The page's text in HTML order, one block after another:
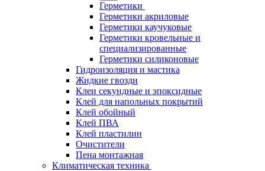
Герметики
Герметики акриловые
Герметики каучуковые
Герметики кровельные и
специализированные
Герметики силиконовые
Гидроизоляция и мастика
Жидкие гвозди
Клеи секундные и эпоксидные
Клей для напольных покрытий
Клей обойный
Клей ПВА
Клей пластилин
Очистители
Пена монтажная
Климатическая техника